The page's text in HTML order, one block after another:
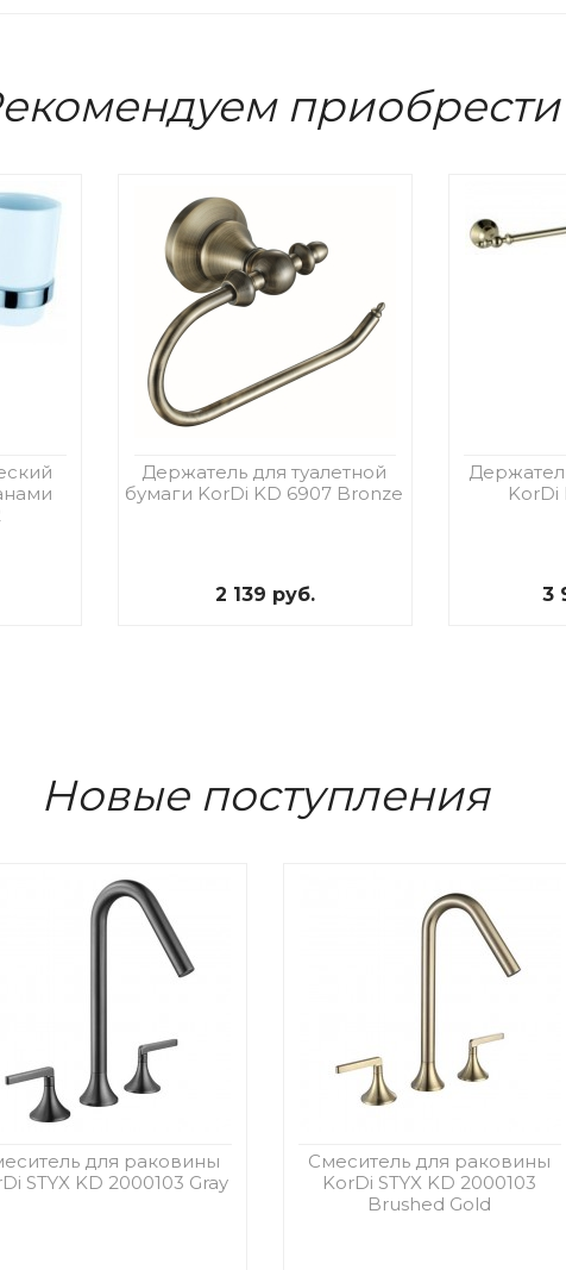
приобрести
Держатель для туалетной
бумаги KorDi KD 6907 Bronze
2 139 руб.
KorDi
3
Новые поступления
для раковины
STYX KD 2000103 Gray
Смеситель для раковины
KorDi STYX KD 2000103
Brushed Gold